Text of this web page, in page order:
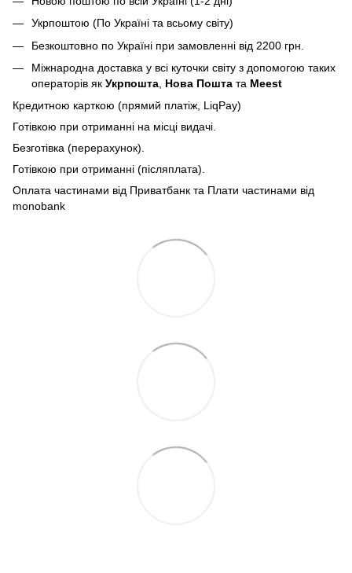
Укрпоштою (По Україні та всьому світу)
Безкоштовно по Україні при замовленні від 2200 грн.
Міжнародна доставка у всі куточки світу з допомогою таких
операторів як Укрпошта Нова Пошта та Meest
Кредитною карткою (прямий платіж, LiqPay)
Готівкою при отриманні на місці видачі.
Безготівка (перерахунок).
Готівкою при отриманні (післяплата).
Оплата частинами від Приватбанк та Плати частинами від
monobank